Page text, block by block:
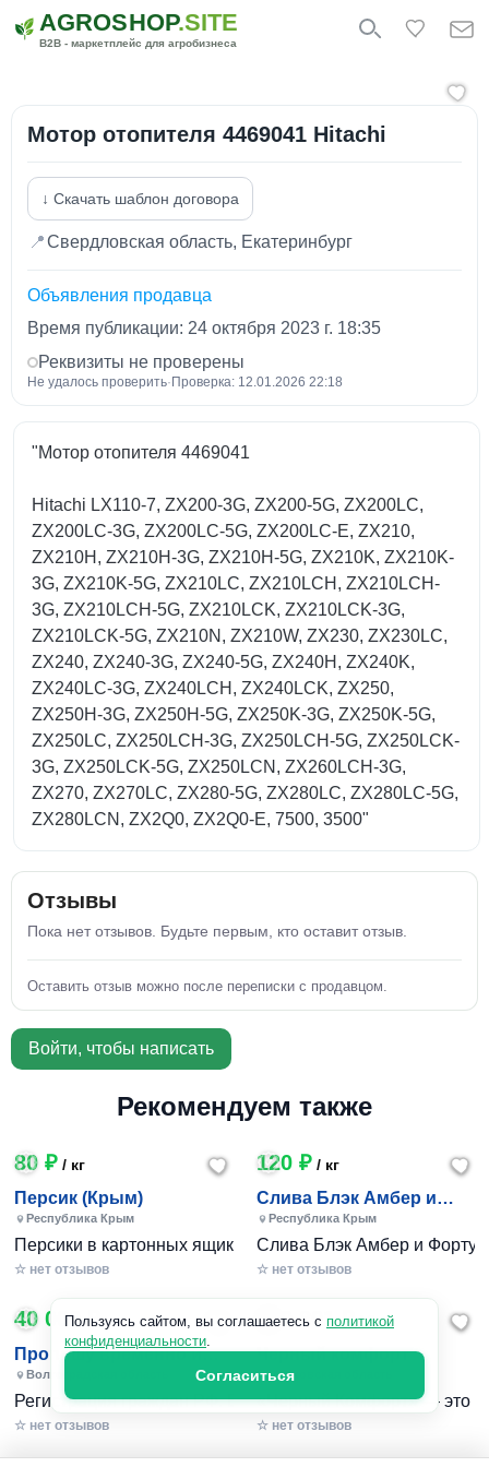
AGROSHOP.SITE
B2B - маркетплейс для агробизнеса
Мотор отопителя 4469041 Hitachi
↓ Скачать шаблон договора
📍Свердловская область, Екатеринбург
Объявления продавца
Время публикации: 24 октября 2023 г. 18:35
Реквизиты не проверены
Не удалось проверить· Проверка: 12.01.2026 22:18
"Мотор отопителя 4469041
Hitachi LX110-7, ZX200-3G, ZX200-5G, ZX200LC,
ZX200LC-3G, ZX200LC-5G, ZX200LC-E, ZX210,
ZX210H, ZX210H-3G, ZX210H-5G, ZX210K, ZX210K-
3G, ZX210K-5G, ZX210LC, ZX210LCH, ZX210LCH-
3G, ZX210LCH-5G, ZX210LCK, ZX210LCK-3G,
ZX210LCK-5G, ZX210N, ZX210W, ZX230, ZX230LC,
ZX240, ZX240-3G, ZX240-5G, ZX240H, ZX240K,
ZX240LC-3G, ZX240LCH, ZX240LCK, ZX250,
ZX250H-3G, ZX250H-5G, ZX250K-3G, ZX250K-5G,
ZX250LC, ZX250LCH-3G, ZX250LCH-5G, ZX250LCK-
3G, ZX250LCK-5G, ZX250LCN, ZX260LCH-3G,
ZX270, ZX270LC, ZX280-5G, ZX280LC, ZX280LC-5G,
ZX280LCN, ZX2Q0, ZX2Q0-E, 7500, 3500"
Отзывы
Пока нет отзывов. Будьте первым, кто оставит отзыв.
Оставить отзыв можно после переписки с продавцом.
Войти, чтобы написать
Рекомендуем также
80 ₽ / кг
Персик (Крым)
Республика Крым
Персики в картонных ящиках по 7-10 кг. Цена 80-200 руб
☆ нет отзывов
120 ₽/ кг
Слива Блэк Амбер и
Фортуна (Крым)
Республика Крым
Слива Блэк Амбер и
☆ нет отзывов
40 000 ₽
Пропишу временно и
постоянно в Волжском
Волгоградская область
Регистрация граждан РФ. Временная и постоянная
☆ нет отзывов
240 801 ₽/ 1шт
Черный комфорт
Московская область
«Черный Комфорт» — это
☆ нет отзывов
Пользуясь сайтом, вы соглашаетесь с политикой
конфиденциальности.
Согласиться